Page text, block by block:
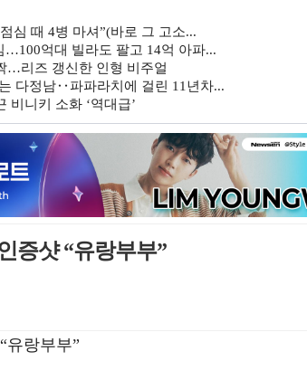
심 때 4병 마셔”(바로 그 고소...
…100억대 빌라도 팔고 14억 아파...
…리즈 갱신한 인형 비주얼
다정남‥파파라치에 걸린 11년차...
비니키 소화 ‘역대급’
증샷 “유랑부부”
유랑부부”